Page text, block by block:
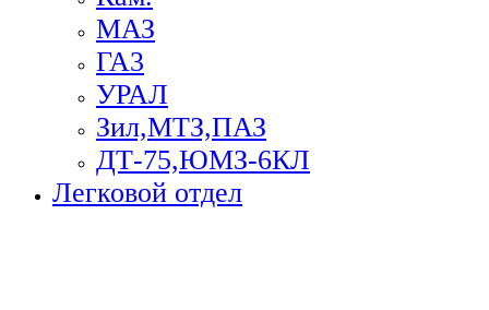
МАЗ
ГА3
УРАЛ
Зил,МТЗ,ПАЗ
ДТ-75,ЮМЗ-6КЛ
Легковой отдел